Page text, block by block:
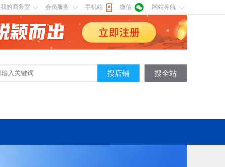
我的商务室 会员服务 手机站 微信 网站导航
搜店铺 搜全站